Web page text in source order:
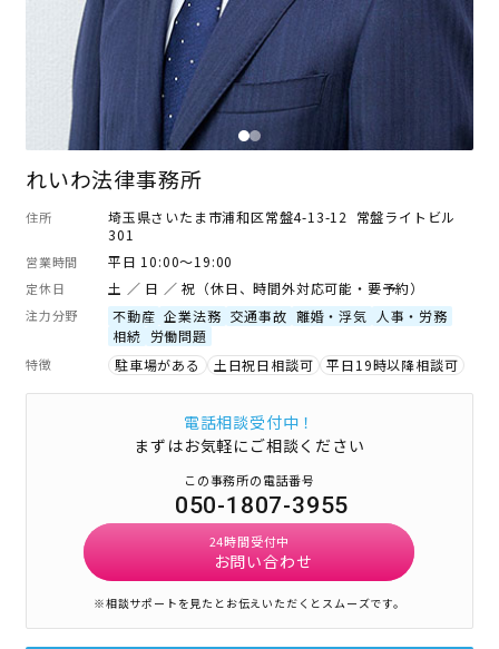
れいわ法律事務所
住所
埼玉県さいたま市浦和区常盤4-13-12 常盤ライトビル
301
営業時間 平日 10:00～19:00
定休日 土 ／ 日 ／ 祝（休日、時間外対応可能・要予約）
注力分野 不動産 企業法務 交通事故 離婚・浮気
人事・労務
相続 労働問題
特徴 駐車場がある 土日祝日相談可 平日19時以降相談可
電話相談受付中！
まずはお気軽にご相談ください
この事務所の電話番号
050-1807-3955
24時間受付中
お問い合わせ
※相談サポートを見たとお伝えいただくとスムーズです。